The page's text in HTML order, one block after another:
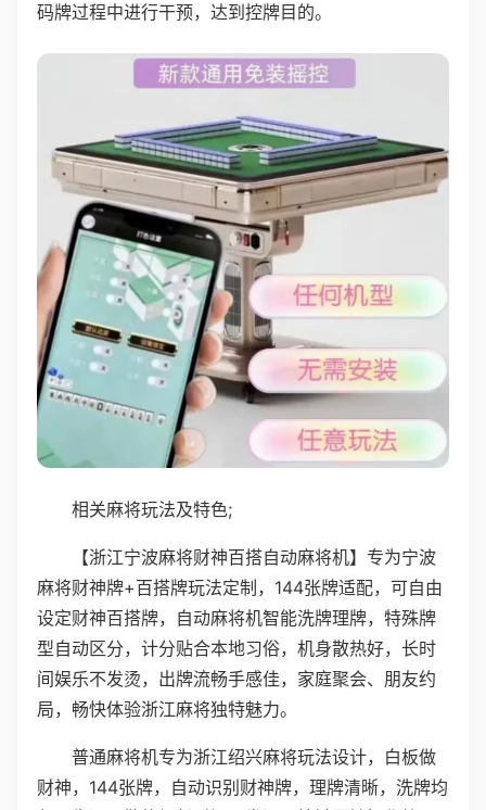
码牌过程中进行干预，达到控牌目的。
相关麻将玩法及特色;
【浙江宁波麻将财神百搭自动麻将机】专为宁波
麻将财神牌+百搭牌玩法定制，144张牌适配，可自由
设定财神百搭牌，自动麻将机智能洗牌理牌，特殊牌
型自动区分，计分贴合本地习俗，机身散热好，长时
间娱乐不发烫，出牌流畅手感佳，家庭聚会、朋友约
局，畅快体验浙江麻将独特魅力。
普通麻将机专为浙江绍兴麻将玩法设计，白板做
财神，144张牌，自动识别财神牌，理牌清晰，洗牌均